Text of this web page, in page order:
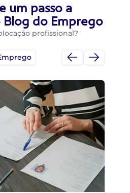
um passo a
do Emprego
profissional?